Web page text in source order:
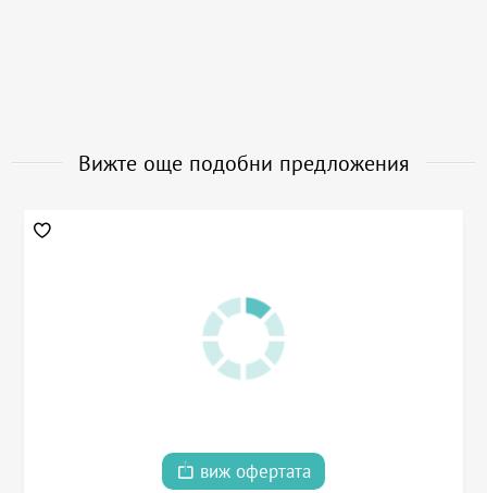
Вижте още подобни предложения
виж офертата